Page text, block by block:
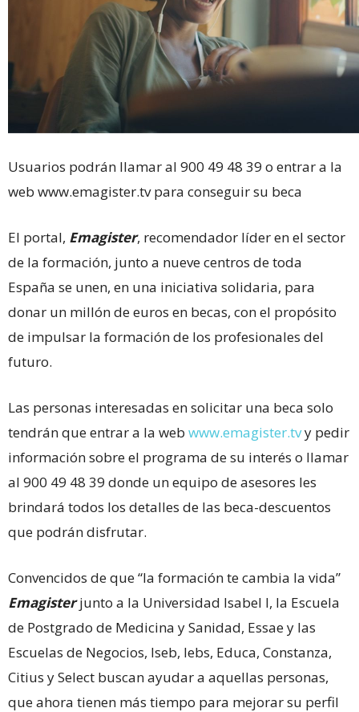
Usuarios podrán llamar al 900 49 48 39 o entrar a la
web www.emagister.tv para conseguir su beca
El portal, Emagister, recomendador líder en el sector
de la formación, junto a nueve centros de toda
España se unen, en una iniciativa solidaria, para
donar un millón de euros en becas, con el propósito
de impulsar la formación de los profesionales del
futuro.
Las personas interesadas en solicitar una beca solo
tendrán que entrar a la web www.emagister.tvy pedir
información sobre el programa de su interés o llamar
al 900 49 48 39 donde un equipo de asesores les
brindará todos los detalles de las beca-descuentos
que podrán disfrutar.
Convencidos de que “la formación te cambia la vida”
Emagisterjunto a la Universidad Isabel I, la Escuela
de Postgrado de Medicina y Sanidad, Essae y las
Escuelas de Negocios, Iseb, Iebs, Educa, Constanza,
Citius y Select buscan ayudar a aquellas personas,
que ahora tienen más tiempo para mejorar su perfil